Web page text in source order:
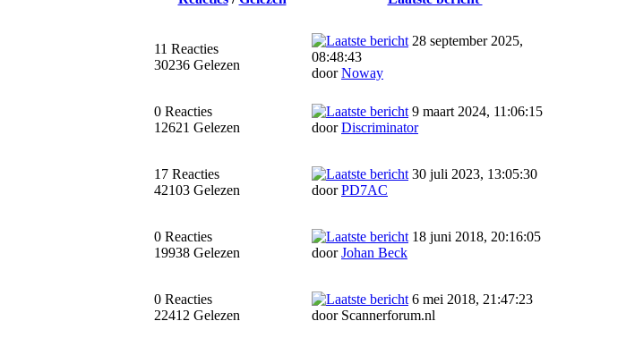
11 Reacties
30236 Gelezen
28 september 2025,
08:48:43
doorNoway
0 Reacties
12621 Gelezen
9 maart 2024, 11:06:15
doorDiscriminator
17 Reacties
42103 Gelezen
30 juli 2023, 13:05:30
doorPD7AC
0 Reacties
19938 Gelezen
18 juni 2018, 20:16:05
doorJohan Beck
0 Reacties
22412 Gelezen
6 mei 2018, 21:47:23
door Scannerforum.nl